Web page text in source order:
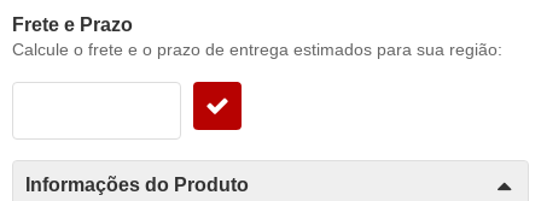
Frete e Prazo
Calcule o frete e o prazo de entrega estimados para sua região:
Informações do Produto